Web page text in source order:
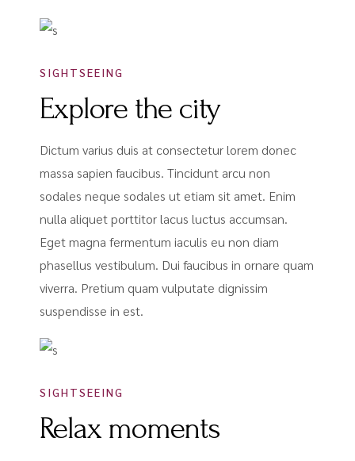
SIGHTSEEING
Explore the city
Dictum varius duis at consectetur lorem donec
massa sapien faucibus. Tincidunt arcu non
sodales neque sodales ut etiam sit amet. Enim
nulla aliquet porttitor lacus luctus accumsan.
Eget magna fermentum iaculis eu non diam
phasellus vestibulum. Dui faucibus in ornare quam
viverra. Pretium quam vulputate dignissim
suspendisse in est.
SIGHTSEEING
Relax moments